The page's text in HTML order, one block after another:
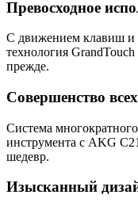
Превосходное
С движением клавиш и
технология GrandTouch
прежде.
Совершенство
Система
инструмента с AKG
шедевр.
Изысканный